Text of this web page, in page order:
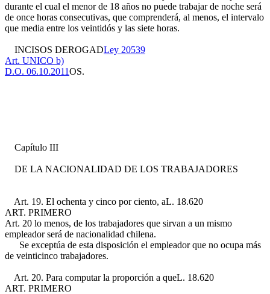
durante el cual el menor de 18 años no puede trabajar de noche será
de once horas consecutivas, que comprenderá, al menos, el intervalo
que media entre los veintidós y las siete horas.
INCISOS DEROGADLey 20539
Art. UNICO b)
D.O. 06.10.2011OS.
Capítulo III
DE LA NACIONALIDAD DE LOS TRABAJADORES
Art. 19. El ochenta y cinco por ciento, aL. 18.620
ART. PRIMERO
Art. 20 lo menos, de los trabajadores que sirvan a un mismo
empleador será de nacionalidad chilena.
Se exceptúa de esta disposición el empleador que no ocupa más
de veinticinco trabajadores.
Art. 20. Para computar la proporción a queL. 18.620
ART. PRIMERO